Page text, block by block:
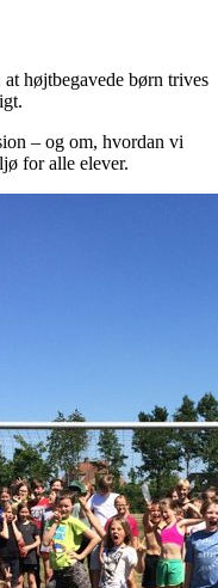
højtbegavede børn trives
– og om, hvordan vi
for alle elever.